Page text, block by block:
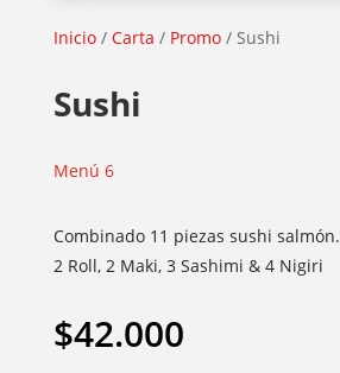
Inicio/ Carta / Promo/ Sushi
Sushi
Menú 6
Combinado 11 piezas sushi salmón.
2 Roll, 2 Maki, 3 Sashimi & 4 Nigiri
$42.000